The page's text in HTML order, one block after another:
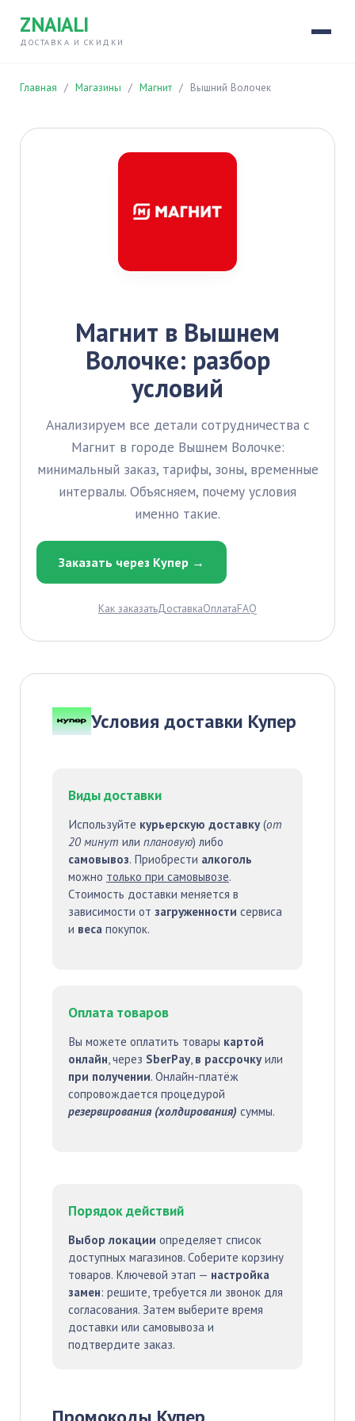
ZNAIALI
ДОСТАВКА И СКИДКИ
Главная / Магазины / Магнит / Вышний Волочек
Магнит в Вышнем
Волочке: разбор
условий
Анализируем все детали сотрудничества с
Магнит в городе Вышнем Волочке:
минимальный заказ, тарифы, зоны, временные
интервалы. Объясняем, почему условия
именно такие.
Заказать через Купер →
Как заказатьДоставкаОплатаFAQ
Условия доставки Купер
Виды доставки
Используйте курьерскую доставку(от
20 минут или плановую) либо
самовывоз. Приобрести алкоголь
можно только при самовывозе.
Стоимость доставки меняется в
зависимости от загруженности сервиса
и веса покупок.
Оплата товаров
Вы можете оплатить товары картой
онлайн, через SberPay, в рассрочкуили
при получении. Онлайн-платёж
сопровождается процедурой
резервирования (холдирования) суммы.
Порядок действий
Выбор локации определяет список
доступных магазинов. Соберите корзину
товаров. Ключевой этап — настройка
замен: решите, требуется ли звонок для
согласования. Затем выберите время
доставки или самовывоза и
подтвердите заказ.